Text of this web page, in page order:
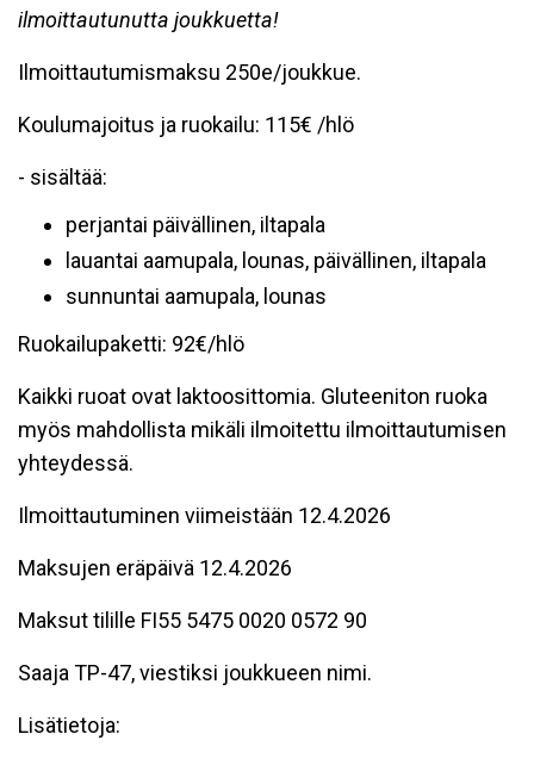
ilmoittautunutta joukkuetta!
Ilmoittautumismaksu 250e/joukkue.
Koulumajoitus ja ruokailu: 115€ /hlö
- sisältää:
perjantai päivällinen, iltapala
lauantai aamupala, lounas, päivällinen, iltapala
sunnuntai aamupala, lounas
Ruokailupaketti: 92€/hlö
Kaikki ruoat ovat laktoosittomia. Gluteeniton ruoka
myös mahdollista mikäli ilmoitettu ilmoittautumisen
yhteydessä.
Ilmoittautuminen viimeistään 12.4.2026
Maksujen eräpäivä 12.4.2026
Maksut tilille FI55 5475 0020 0572 90
Saaja TP-47, viestiksi joukkueen nimi.
Lisätietoja: